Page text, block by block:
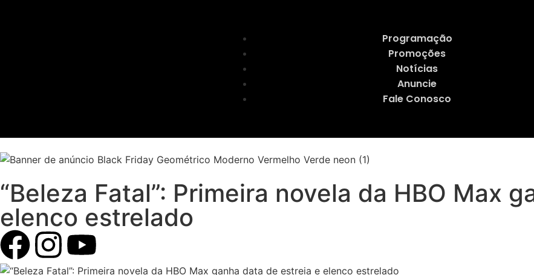
Programação
Promoções
Notícias
Anuncie
Fale Conosco
“Beleza Fatal”: Primeira novela da HBO Max
elenco estrelado